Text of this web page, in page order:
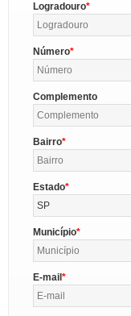
Logradouro
Número
Complemento
Bairro
Estado
SP
Município
E-mail